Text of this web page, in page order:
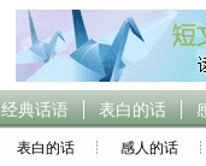
经典话语 表白的话
表白的话
感人的话